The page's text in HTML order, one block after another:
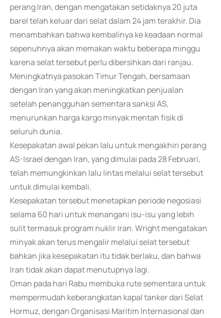
perang Iran, dengan mengatakan setidaknya 20 juta
barel telah keluar dari selat dalam 24 jam terakhir. Dia
menambahkan bahwa kembalinya ke keadaan normal
sepenuhnya akan memakan waktu beberapa minggu
karena selat tersebut perlu dibersihkan dari ranjau.
Meningkatnya pasokan Timur Tengah, bersamaan
dengan Iran yang akan meningkatkan penjualan
setelah penangguhan sementara sanksi AS,
menurunkan harga kargo minyak mentah fisik di
seluruh dunia.
Kesepakatan awal pekan lalu untuk mengakhiri perang
AS-Israel dengan Iran, yang dimulai pada 28 Februari,
telah memungkinkan lalu lintas melalui selat tersebut
untuk dimulai kembali.
Kesepakatan tersebut menetapkan periode negosiasi
selama 60 hari untuk menangani isu-isu yang lebih
sulit termasuk program nuklir Iran. Wright mengatakan
minyak akan terus mengalir melalui selat tersebut
bahkan jika kesepakatan itu tidak berlaku, dan bahwa
Iran tidak akan dapat menutupnya lagi.
Oman pada hari Rabu membuka rute sementara untuk
mempermudah keberangkatan kapal tanker dari Selat
Hormuz, dengan Organisasi Maritim Internasional dan